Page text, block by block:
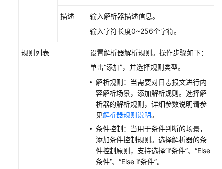
配
描述
输入解析器描述信息。
输入字符长度0~256个字符。
规则列表
设置解析器解析规则。操作步骤如下：
单击“添加”，并选择规则类型。
解析规则：当需要对日志报文进行内
容解析场景，添加解析规则。选择解
析器的解析规则，详细参数说明请参
见解析器规则说明。
条件控制：当用于条件判断的场景，
添加条件控制规则。选择解析器的条
件控制原则，支持选择“if条件”、 “Else
条件”、 “Else if条件”。